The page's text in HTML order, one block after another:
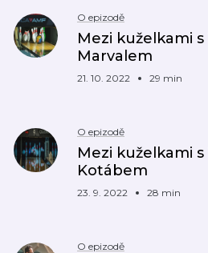
O epizodě
Mezi kuželkami s
Marvalem
21. 10. 2022 29 min
O epizodě
Mezi kuželkami s
Kotábem
23. 9. 2022 28 min
O epizodě